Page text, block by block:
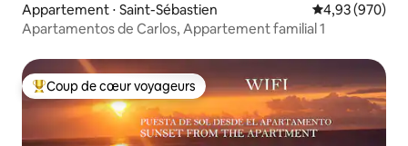
Appartement ⋅ Saint-Sébastien Évaluation
4,93 (970)
Apartamentos de Carlos, Appartement familial 1
Coups de cœur voyageurs les plus appréciés
Coup de cœur voyageurs